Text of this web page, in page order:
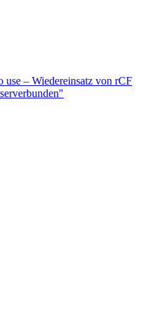
– Wiedereinsatz von rCF